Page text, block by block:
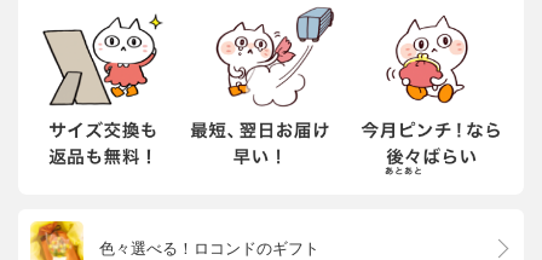
色々選べる！ロコンドのギフト